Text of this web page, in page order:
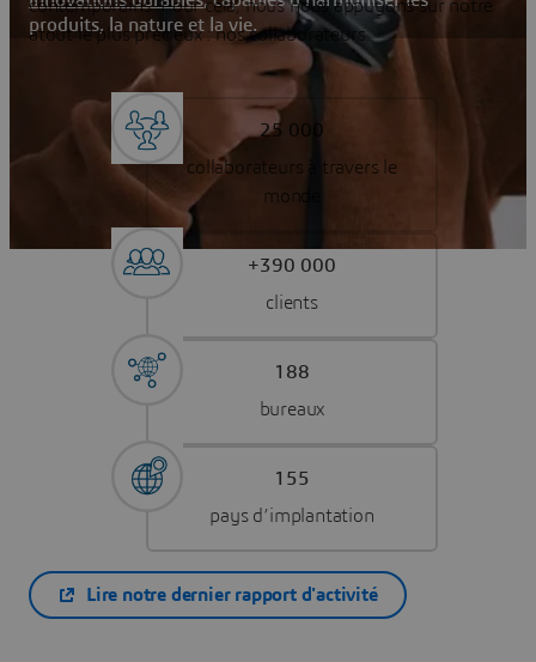
produits, la nature et la vie.
contemporains. Pour cela, nous nous appuyons sur notre
atout le plus précieux : nos collaborateurs.
25 000
collaborateurs à travers le
monde
+390 000
clients
188
bureaux
155
pays d’implantation
Lire notre dernier rapport d'activité